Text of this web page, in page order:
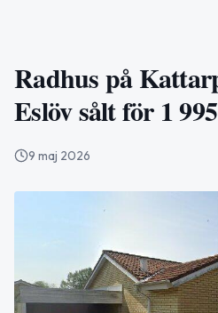
Radhus på
Eslöv sålt för 1
9 maj 2026